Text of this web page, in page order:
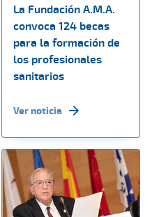
La Fundación A.M.A.
convoca 124 becas
para la formación de
los profesionales
sanitarios
Ver noticia